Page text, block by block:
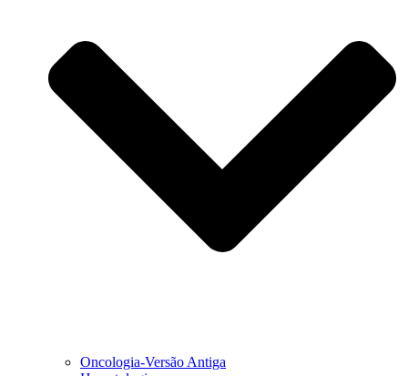
Oncologia-Versão Antiga